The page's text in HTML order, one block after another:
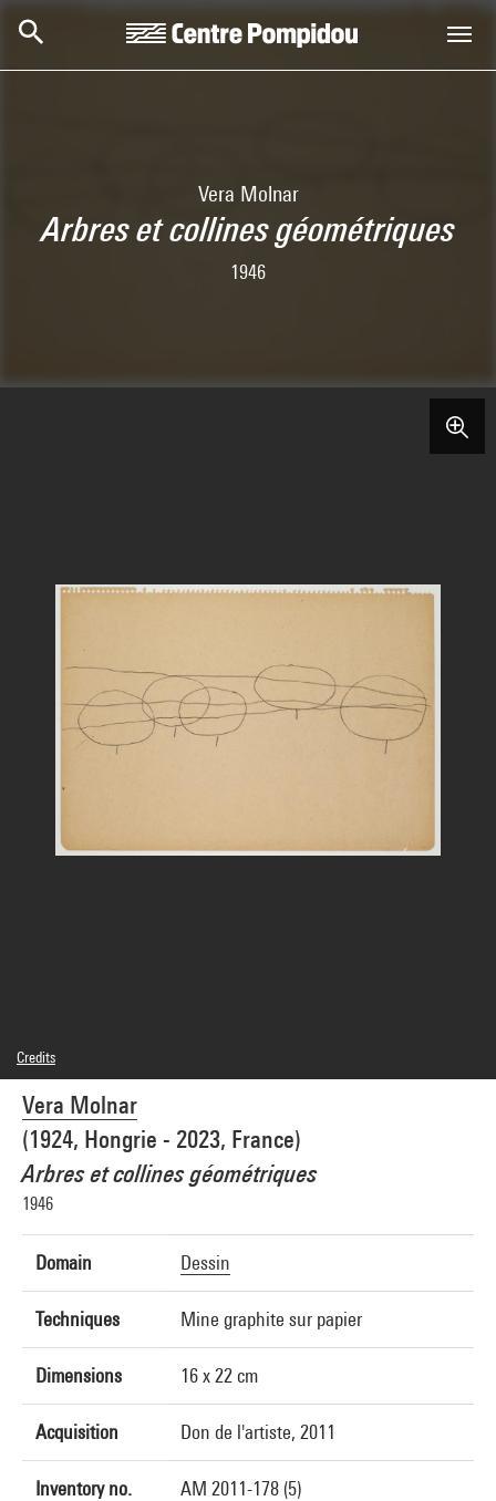
Vera Molnar
Arbres et collines géométriques
1946
Vera Molnar
(1924, Hongrie - 2023, France)
Arbres et collines géométriques
1946
Domain Dessin
Techniques Mine graphite sur papier
Dimensions 16 x 22 cm
Acquisition Don de l'artiste, 2011
Inventory no. AM 2011-178 (5)
Credits
Caption : Dessin 5
© Adagp, Paris
Photo credits : Centre Pompidou, MNAM-CCI/Philippe Migeat/Dist. GrandPalaisRmn
Image reference : 4N53965
Image presentation :GrandPalaisRmnPhoto